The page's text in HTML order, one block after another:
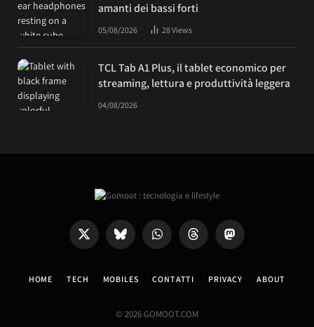
amanti dei bassi forti
05/08/2026 28Views
TCL Tab A1 Plus, il tablet economico per
streaming, lettura e produttività leggera
04/08/2026
X
(Twitter)
Bluesky WhatsAppThreads Mastodon
HOME TECH MOBILES CONTATTI PRIVACY ABOUT
© 2026 GOMOOT.COM